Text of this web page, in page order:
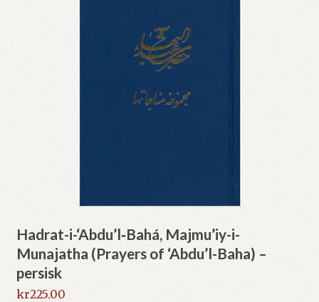
Hadrat-i-‘Abdu’l‑Bahá, Majmu’iy-i-
Munajatha (Prayers of ‘Abdu’l-Baha) –
persisk
kr225.00